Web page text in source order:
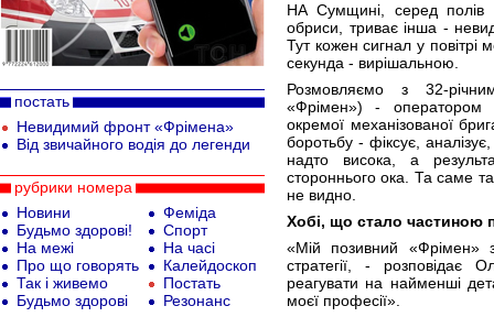
НА Сумщині, серед полів
обриси, триває інша -
Тут кожен сигнал у повітрі
секунда - вирішальною.
Розмовляємо з 32-
«Фрімен») - оператором
окремої механізованої
боротьбу - фіксує,
надто висока, а
стороннього ока. Та саме
не видно.
Хобі, що стало частиною
«Мій позивний «Фрімен»
стратегії, -
реагувати на найменші
моєї професії».
постать
Невидимий фронт «Фрімена»
Від звичайного водія до легенди
рубрики номера
Новини
Будьмо здорові!
На межі
Про що говорять
Так і живемо
Будьмо здорові
Феміда
Спорт
На часі
Калейдоскоп
Постать
Резонанс